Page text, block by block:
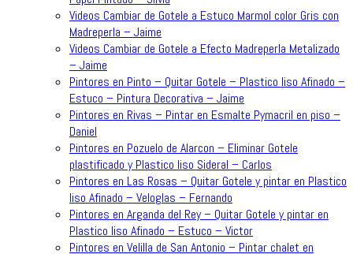
Videos Cambiar de Gotele a Estuco Marmol color Gris con
Madreperla – Jaime
Videos Cambiar de Gotele a Efecto Madreperla Metalizado
– Jaime
Pintores en Pinto – Quitar Gotele – Plastico liso Afinado –
Estuco – Pintura Decorativa – Jaime
Pintores en Rivas – Pintar en Esmalte Pymacril en piso –
Daniel
Pintores en Pozuelo de Alarcon – Eliminar Gotele
plastificado y Plastico liso Sideral – Carlos
Pintores en Las Rosas – Quitar Gotele y pintar en Plastico
liso Afinado – Veloglas – Fernando
Pintores en Arganda del Rey – Quitar Gotele y pintar en
Plastico liso Afinado – Estuco – Victor
Pintores en Velilla de San Antonio – Pintar chalet en